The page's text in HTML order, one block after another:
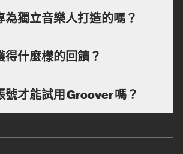
獨立音樂人打造的嗎？
得什麼樣的回饋？
號才能試用 Groover 嗎？